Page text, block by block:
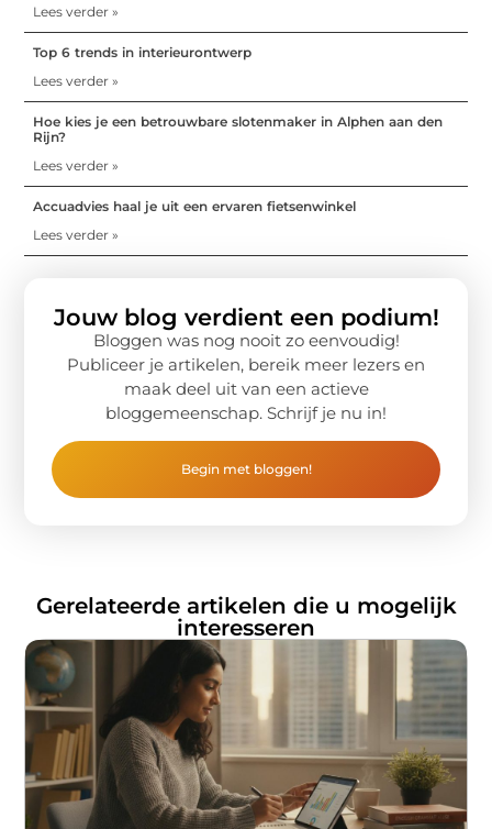
Lees verder »
Top 6 trends in interieurontwerp
Lees verder »
Hoe kies je een betrouwbare slotenmaker in Alphen aan den
Rijn?
Lees verder »
Accuadvies haal je uit een ervaren fietsenwinkel
Lees verder »
Jouw blog verdient een podium!
Bloggen was nog nooit zo eenvoudig!
Publiceer je artikelen, bereik meer lezers en
maak deel uit van een actieve
bloggemeenschap. Schrijf je nu in!
Begin met bloggen!
Gerelateerde artikelen die u mogelijk
interesseren